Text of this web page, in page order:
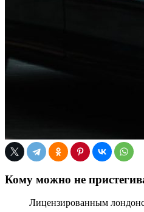
Кому можно не
Лицензированным